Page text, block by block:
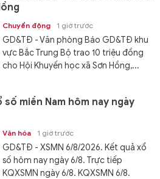
Chuyển động 1 giờ trước
GD&TĐ - Văn phòng Báo GD&TĐ khu
vực Bắc Trung Bộ trao 10 triệu đồng
cho Hội Khuyến học xã Sơn Hồng,...
miền Nam hôm nay ngày
Văn hóa 1 giờ trước
GD&TĐ - XSMN 6/8/2026. Kết quả xổ
số hôm nay ngày 6/8. Trực tiếp
KQXSMN ngày 6/8. KQXSMN 6/8.